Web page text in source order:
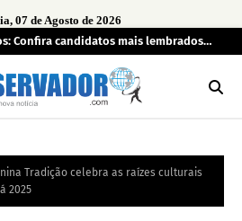
07 de Agosto de 2026
Confira candidatos mais lembrados
para deputado estadual
Tradição celebra as raízes culturais
2025